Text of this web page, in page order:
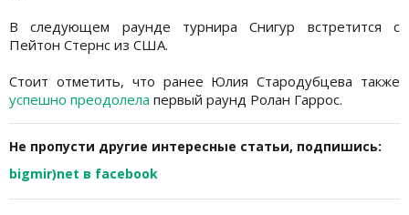
В следующем раунде турнира Снигур встретится с
Пейтон Стернс из США.
Стоит отметить, что ранее Юлия Стародубцева также
успешно преодолела первый раунд Ролан Гаррос.
Не пропусти другие интересные статьи, подпишись:
bigmir)net в facebook